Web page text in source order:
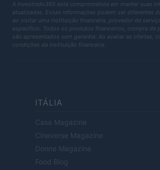
A Investindo365 está comprometida em manter suas
atualizadas. Essas informações podem ser diferentes
ao visitar uma instituição financeira, provedor de
específico. Todos os produtos financeiros, compra de
são apresentados sem garantia. Ao avaliar as ofertas,
condições da instituição financeira.
ITÁLIA
Casa Magazine
Cineverse Magazine
Donne Magazine
Food Blog